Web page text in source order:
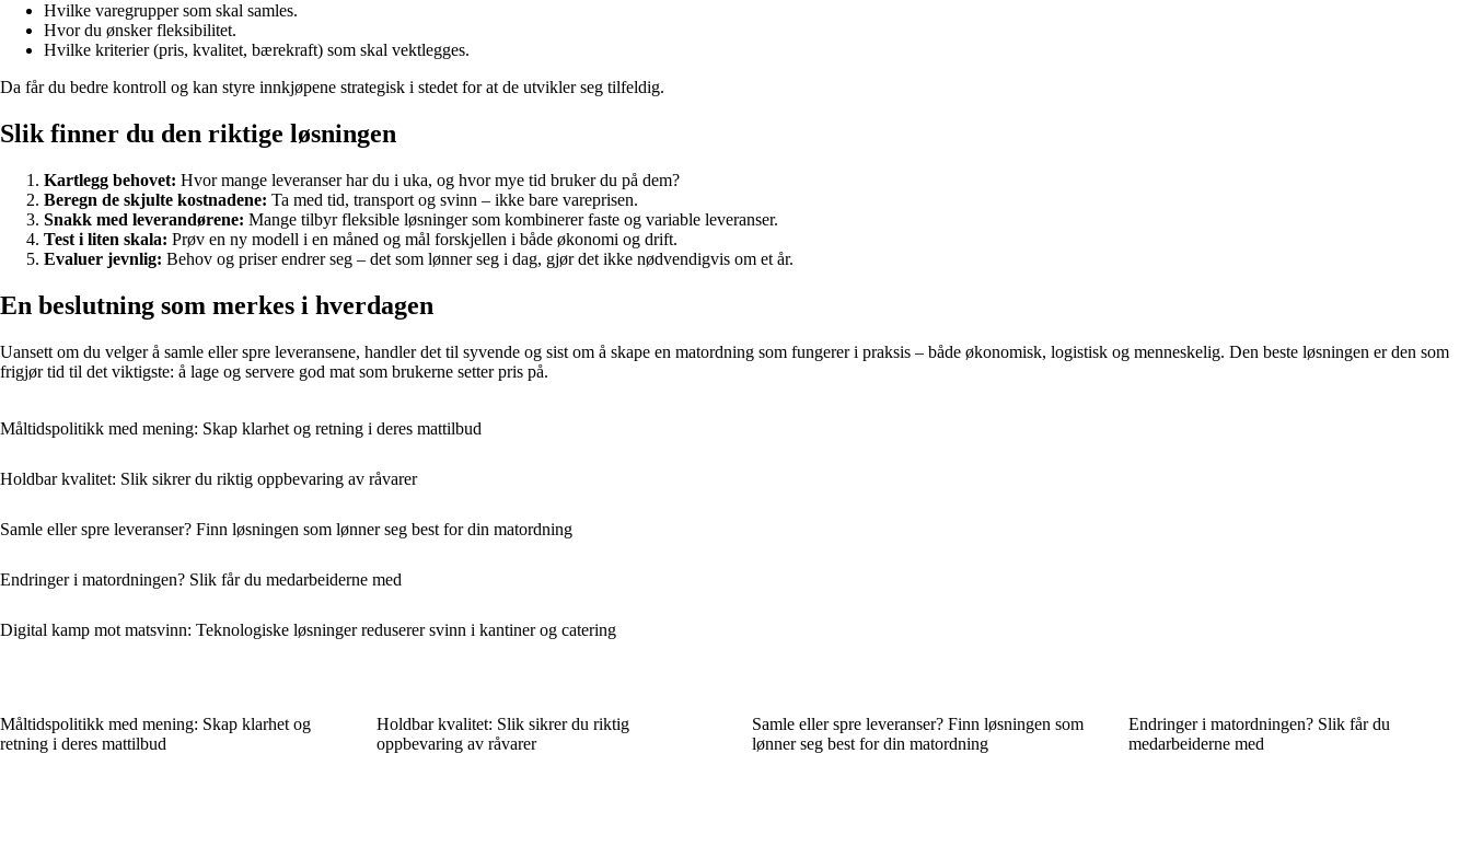
Hvilke varegrupper som skal samles.
Hvor du ønsker fleksibilitet.
Hvilke kriterier (pris, kvalitet, bærekraft) som skal vektlegges.
Da får du bedre kontroll og kan styre innkjøpene strategisk i stedet for at de utvikler seg tilfeldig.
Slik finner du den riktige løsningen
Kartlegg behovet: Hvor mange leveranser har du i uka, og hvor mye tid bruker du på dem?
Beregn de skjulte kostnadene: Ta med tid, transport og svinn – ikke bare vareprisen.
Snakk med leverandørene: Mange tilbyr fleksible løsninger som kombinerer faste og variable leveranser.
Test i liten skala: Prøv en ny modell i en måned og mål forskjellen i både økonomi og drift.
Evaluer jevnlig: Behov og priser endrer seg – det som lønner seg i dag, gjør det ikke nødvendigvis om et år.
En beslutning som merkes i hverdagen
Uansett om du velger å samle eller spre leveransene, handler det til syvende og sist om å skape en matordning som fungerer i praksis – både økonomisk, logistisk og menneskelig. Den beste løsningen er den som
frigjør tid til det viktigste: å lage og servere god mat som brukerne setter pris på.
Måltidspolitikk med mening: Skap klarhet og retning i deres mattilbud
Holdbar kvalitet: Slik sikrer du riktig oppbevaring av råvarer
Samle eller spre leveranser? Finn løsningen som lønner seg best for din matordning
Endringer i matordningen? Slik får du medarbeiderne med
Digital kamp mot matsvinn: Teknologiske løsninger reduserer svinn i kantiner og catering
Måltidspolitikk med mening: Skap klarhet og
retning i deres mattilbud
Holdbar kvalitet: Slik sikrer du riktig
oppbevaring av råvarer
Samle eller spre leveranser? Finn løsningen som
lønner seg best for din matordning
Endringer i matordningen? Slik får du
medarbeiderne med